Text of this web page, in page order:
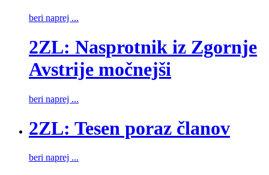
beri naprej ...
2ZL: Nasprotnik iz Zgornje
Avstrije močnejši
beri naprej ...
2ZL: Tesen poraz članov
beri naprej ...